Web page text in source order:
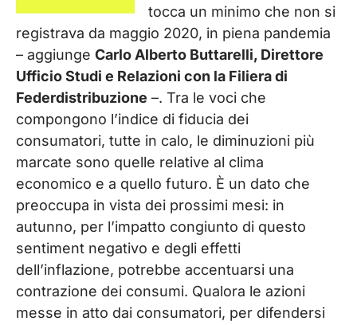
tocca un minimo che non si
registrava da maggio 2020, in piena pandemia
– aggiunge Carlo Alberto Buttarelli, Direttore
Ufficio Studi e Relazioni con la Filiera di
Federdistribuzione –. Tra le voci che
compongono l’indice di fiducia dei
consumatori, tutte in calo, le diminuzioni più
marcate sono quelle relative al clima
economico e a quello futuro. È un dato che
preoccupa in vista dei prossimi mesi: in
autunno, per l’impatto congiunto di questo
sentiment negativo e degli effetti
dell’inflazione, potrebbe accentuarsi una
contrazione dei consumi. Qualora le azioni
messe in atto dai consumatori, per difendersi